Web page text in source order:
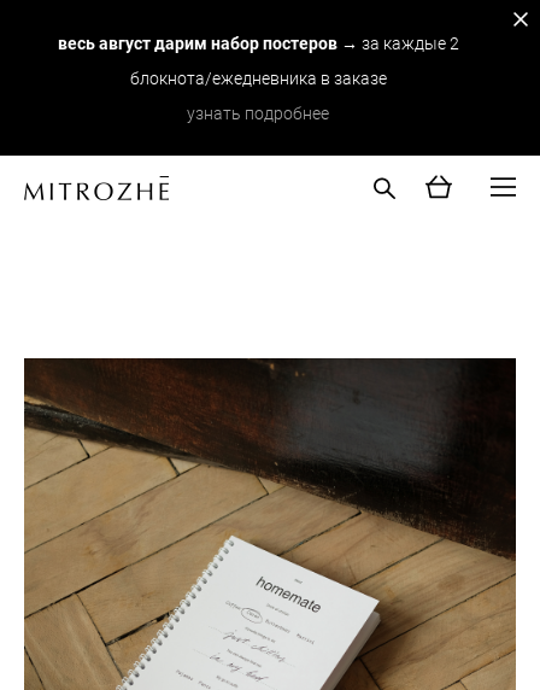
весь август дарим набор постеров→ за каждые 2
блокнота/ежедневника в заказе
узнать подробнее